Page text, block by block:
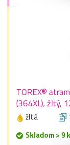
TOREX®
(364XL), žltý,
žltá
Skladom > 9